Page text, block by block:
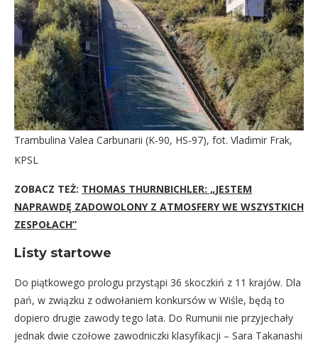
Trambulina Valea Carbunarii (K-90, HS-97), fot. Vladimir Frak,
KPSL
ZOBACZ TEŻ: THOMAS THURNBICHLER: „JESTEM
NAPRAWDĘ ZADOWOLONY Z ATMOSFERY WE WSZYSTKICH
ZESPOŁACH”
Listy startowe
Do piątkowego prologu przystąpi 36 skoczkiń z 11 krajów. Dla
pań, w związku z odwołaniem konkursów w Wiśle, będą to
dopiero drugie zawody tego lata. Do Rumunii nie przyjechały
jednak dwie czołowe zawodniczki klasyfikacji – Sara Takanashi